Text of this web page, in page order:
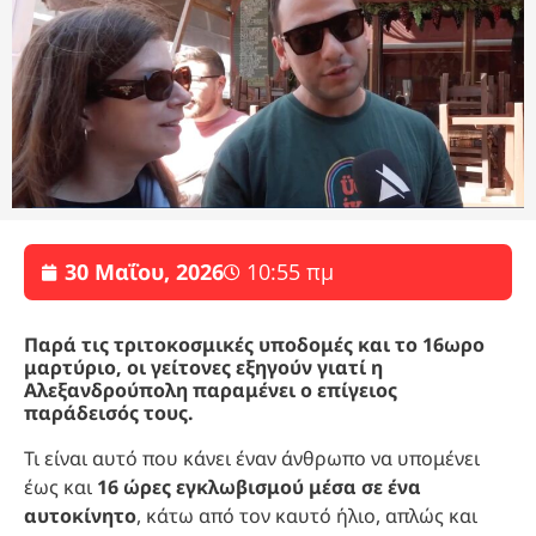
30 Μαΐου, 2026 10:55 πμ
Παρά τις τριτοκοσμικές υποδομές και το 16ωρο
μαρτύριο, οι γείτονες εξηγούν γιατί η
Αλεξανδρούπολη παραμένει ο επίγειος
παράδεισός τους.
Τι είναι αυτό που κάνει έναν άνθρωπο να υπομένει
έως και 16 ώρες εγκλωβισμού μέσα σε ένα
αυτοκίνητο, κάτω από τον καυτό ήλιο, απλώς και